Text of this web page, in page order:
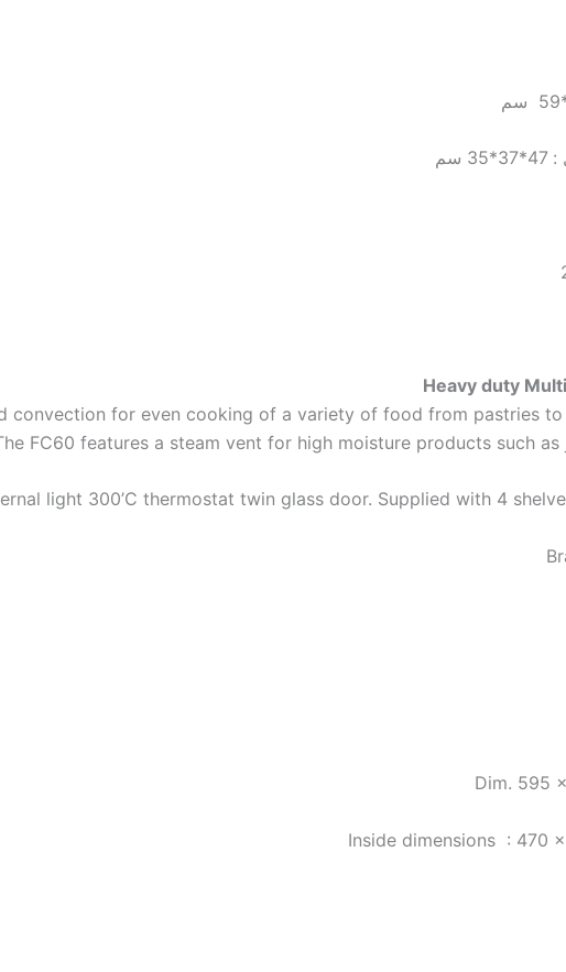
سم
Heavy duty
convection for even cooking of a variety of food from pastries
FC60 features a steam vent for high moisture products such as
light 300’C thermostat twin glass door. Supplied with 4
Dim. 595
Inside dimensions : 470